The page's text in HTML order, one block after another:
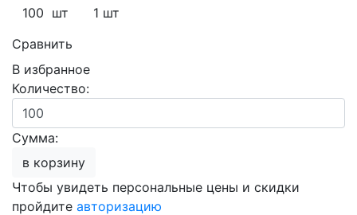
100 шт
1 шт
Сравнить
В избранное
Количество:
Сумма:
в корзину
Чтобы увидеть персональные цены и скидки
пройдите авторизацию